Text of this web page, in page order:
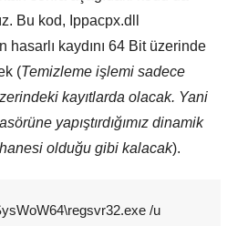
Bu kod, Ippacpx.dll
hasarlı kaydını 64 Bitüzerinde
(Temizleme işlemi sadece
kayıtlarda olacak. Yani
yapıştırdığımız dinamik
olduğu gibi kalacak).
/u